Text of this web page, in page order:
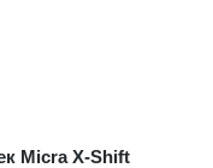
Micra Х-Shift